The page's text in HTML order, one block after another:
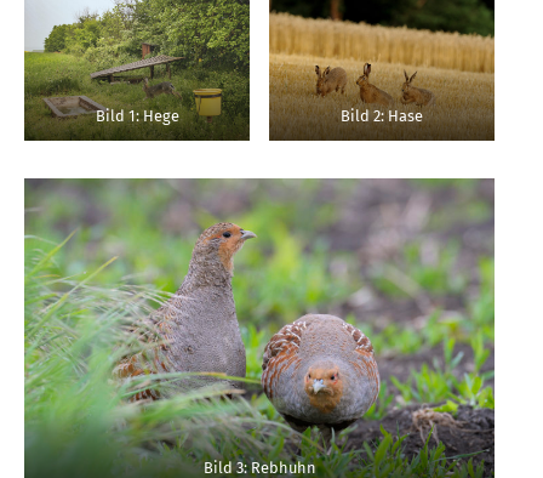
Bild 1: Hege Bild 2: Hase
Bild 3: Rebhuhn